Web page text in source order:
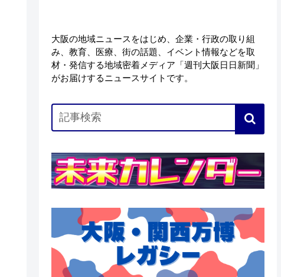
大阪の地域ニュースをはじめ、企業・行政の取り組
み、教育、医療、街の話題、イベント情報などを取
材・発信する地域密着メディア「週刊大阪日日新聞」
がお届けするニュースサイトです。